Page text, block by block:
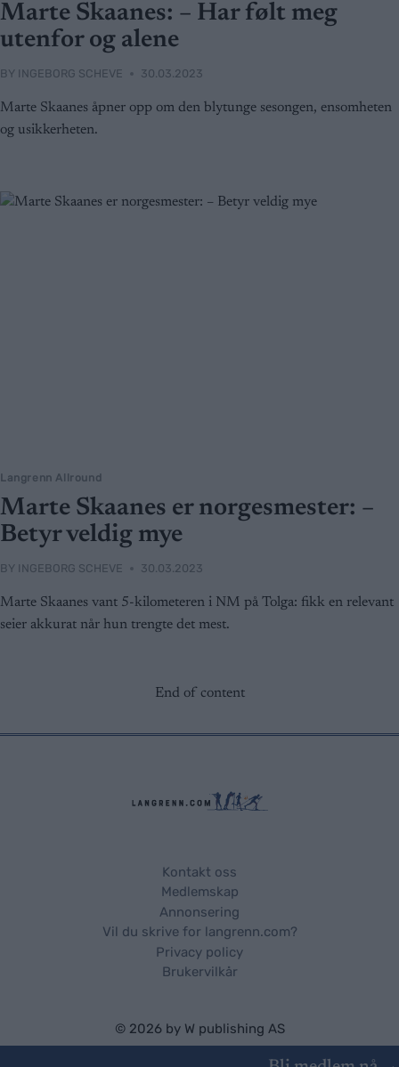
Marte Skaanes: – Har følt meg
utenfor og alene
BY INGEBORG SCHEVE 30.03.2023
Marte Skaanes åpner opp om den blytunge sesongen, ensomheten
og usikkerheten.
Langrenn Allround
Marte Skaanes er norgesmester: –
Betyr veldig mye
BY INGEBORG SCHEVE 30.03.2023
Marte Skaanes vant 5-kilometeren i NM på Tolga: fikk en relevant
seier akkurat når hun trengte det mest.
End of content
Kontakt oss
Medlemskap
Annonsering
Vil du skrive for langrenn.com?
Privacy policy
Brukervilkår
© 2026 by W publishing AS